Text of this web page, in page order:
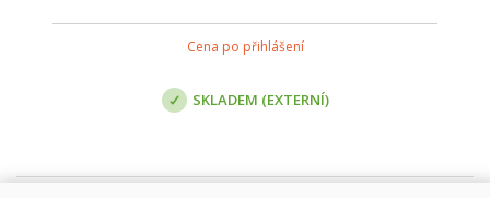
Cena po přihlášení
SKLADEM (EXTERNÍ)